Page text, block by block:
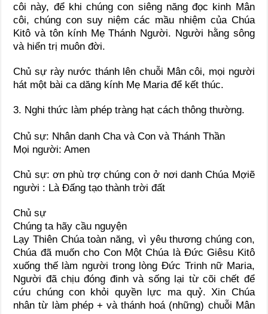
côi này, để khi chúng con siêng năng đọc kinh Mân
côi, chúng con suy niệm các mầu nhiệm của Chúa
Kitô và tôn kính Mẹ Thánh Người. Người hằng sông
và hiển trị muôn đời.
Chủ sự rày nước thánh lên chuỗi Mân côi, mọi người
hát một bài ca dăng kính Mẹ Maria để kết thúc.
3. Nghi thức làm phép tràng hạt cách thông thường.
Chủ sự: Nhân danh Cha và Con và Thánh Thần
Mọi người: Amen
Chủ sự: ơn phù trợ chúng con ở nơi danh Chúa Mợiẽ
người : Là Đấng tạo thành trời đất
Chủ sự
Chúng ta hãy cầu nguyện
Lạy Thiên Chúa toàn năng, vì yêu thương chúng con,
Chúa đã muốn cho Con Một Chúa là Đức Giêsu Kitô
xuống thế làm người trong lòng Đức Trinh nữ Maria,
Người đã chịu đóng đinh và sống lại từ cõi chết để
cứu chúng con khỏi quyền lực ma quỷ. Xin Chúa
nhân từ làm phép + và thánh hoá (những) chuỗi Mân